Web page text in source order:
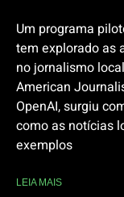
Um programa
tem explorado as
no jornalismo
American
OpenAI, surgiu
como as notícias
exemplos
LEIA MAIS